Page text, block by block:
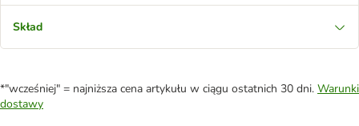
Skład
*"wcześniej" = najniższa cena artykułu w ciągu ostatnich 30 dni. Warunki
dostawy